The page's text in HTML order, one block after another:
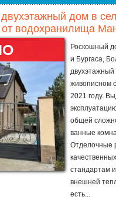
дом в
от водохранилища
Роскошный
и Бургаса,
живописном
2021 году.
общей
ванные
Отделочные
стандартам
внешней
есть...